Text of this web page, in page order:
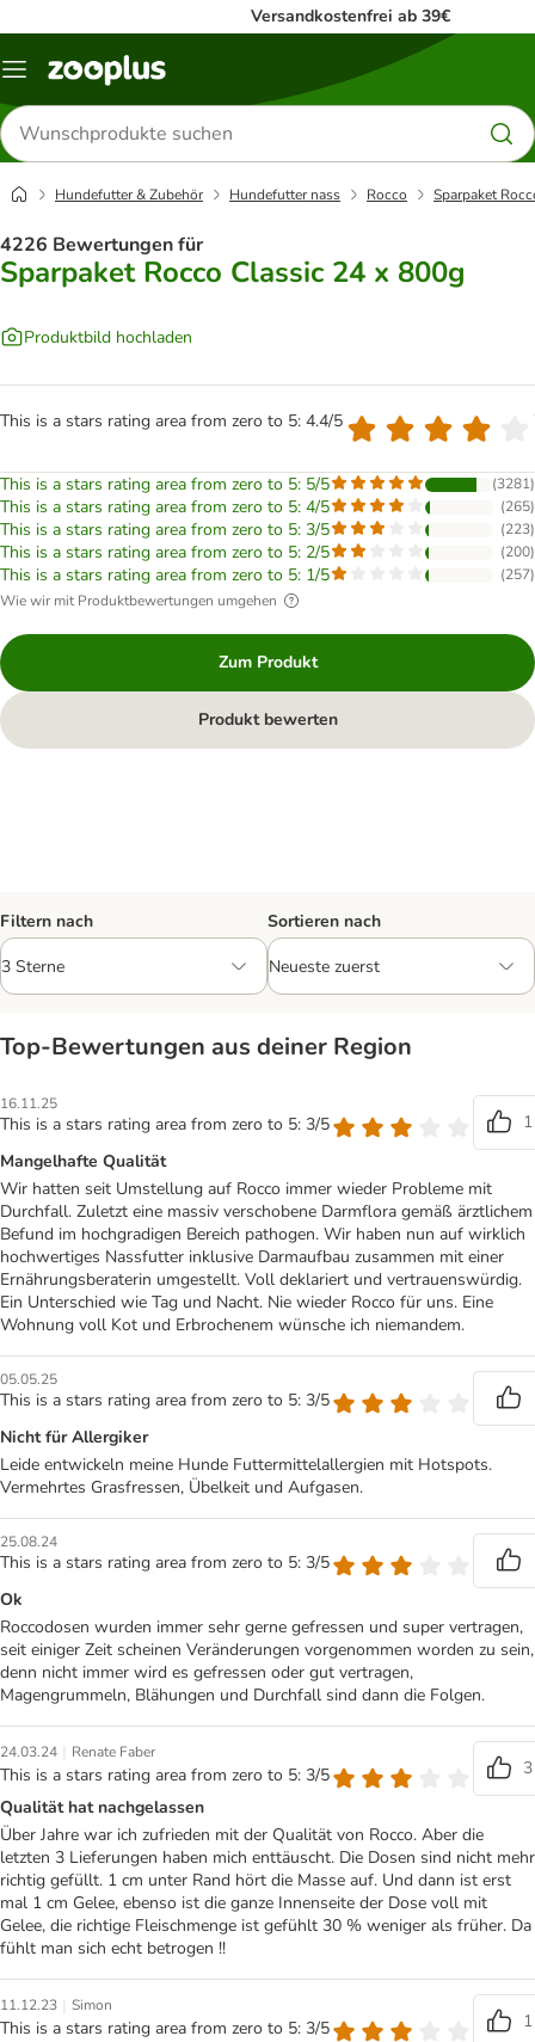
Versandkostenfrei ab 39€
Menü
Produkte
suchen
Hundefutter & Zubehör Hundefutter nass Rocco Sparpaket
4226 Bewertungen für
Sparpaket Rocco Classic 24 x 800g
Produktbild hochladen
This is a stars rating area from zero to 5: 4.4/5
This is a stars rating area from zero to 5: 5/5 (3281)
This is a stars rating area from zero to 5: 4/5 (265)
This is a stars rating area from zero to 5: 3/5 (223)
This is a stars rating area from zero to 5: 2/5 (200)
This is a stars rating area from zero to 5: 1/5 (257)
Wie wir mit Produktbewertungen umgehen
Zum Produkt
Produkt bewerten
Filtern nach Sortieren nach
Top‑Bewertungen aus deiner Region
16.11.25
This is a stars rating area from zero to 5: 3/5
1
Mangelhafte Qualität
Wir hatten seit Umstellung auf Rocco immer wieder Probleme mit
Durchfall. Zuletzt eine massiv verschobene Darmflora gemäß ärztlichem
Befund im hochgradigen Bereich pathogen. Wir haben nun auf wirklich
hochwertiges Nassfutter inklusive Darmaufbau zusammen mit einer
Ernährungsberaterin umgestellt. Voll deklariert und vertrauenswürdig.
Ein Unterschied wie Tag und Nacht. Nie wieder Rocco für uns. Eine
Wohnung voll Kot und Erbrochenem wünsche ich niemandem.
05.05.25
This is a stars rating area from zero to 5: 3/5
Nicht für Allergiker
Leide entwickeln meine Hunde Futtermittelallergien mit Hotspots.
Vermehrtes Grasfressen, Übelkeit und Aufgasen.
25.08.24
This is a stars rating area from zero to 5: 3/5
Ok
Roccodosen wurden immer sehr gerne gefressen und super vertragen,
seit einiger Zeit scheinen Veränderungen vorgenommen worden zu sein,
denn nicht immer wird es gefressen oder gut vertragen,
Magengrummeln, Blähungen und Durchfall sind dann die Folgen.
24.03.24 | Renate Faber
This is a stars rating area from zero to 5: 3/5
3
Qualität hat nachgelassen
Über Jahre war ich zufrieden mit der Qualität von Rocco. Aber die
letzten 3 Lieferungen haben mich enttäuscht. Die Dosen sind nicht mehr
richtig gefüllt. 1 cm unter Rand hört die Masse auf. Und dann ist erst
mal 1 cm Gelee, ebenso ist die ganze Innenseite der Dose voll mit
Gelee, die richtige Fleischmenge ist gefühlt 30 % weniger als früher. Da
fühlt man sich echt betrogen !!
11.12.23 | Simon
This is a stars rating area from zero to 5: 3/5
1